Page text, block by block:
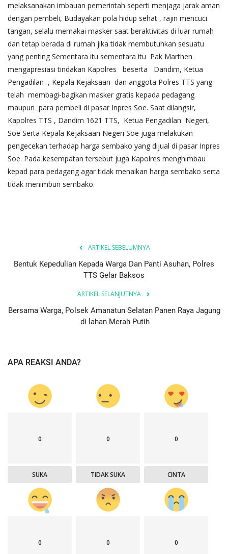
melaksanakan imbauan pemerintah seperti menjaga jarak aman
dengan pembeli, Budayakan pola hidup sehat , rajin mencuci
tangan, selalu memakai masker saat beraktivitas di luar rumah
dan tetap berada di rumah jika tidak membutuhkan sesuatu
yang penting Sementara itu sementara itu Pak Marthen
mengapresiasi tindakan Kapolres beserta Dandim, Ketua
Pengadilan , Kepala Kejaksaan dan anggota Polres TTS yang
telah membagi-bagikan masker gratis kepada pedagang
maupun para pembeli di pasar Inpres Soe. Saat dilangsir,
Kapolres TTS , Dandim 1621 TTS, Ketua Pengadilan Negeri,
Soe Serta Kepala Kejaksaan Negeri Soe juga melakukan
pengecekan terhadap harga sembako yang dijual di pasar Inpres
Soe. Pada kesempatan tersebut juga Kapolres menghimbau
kepad para pedagang agar tidak menaikan harga sembako serta
tidak menimbun sembako.
ARTIKEL SEBELUMNYA
Bentuk Kepedulian Kepada Warga Dan Panti Asuhan, Polres
TTS Gelar Baksos
ARTIKEL SELANJUTNYA
Bersama Warga, Polsek Amanatun Selatan Panen Raya Jagung
di lahan Merah Putih
APA REAKSI ANDA?
0
SUKA
0
TIDAK SUKA
0
CINTA
0 0 0